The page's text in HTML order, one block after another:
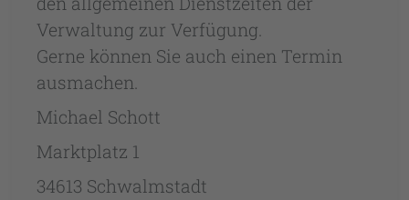
Verwaltung zur Verfügung.
Gerne können Sie auch einen Termin
ausmachen.
Michael Schott
Marktplatz 1
34613 Schwalmstadt